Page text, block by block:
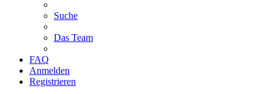
Suche
Das Team
FAQ
Anmelden
Registrieren